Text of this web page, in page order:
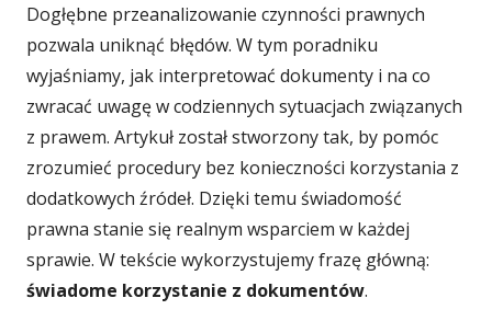
Dogłębne przeanalizowanie czynności prawnych
pozwala uniknąć błędów. W tym poradniku
wyjaśniamy, jak interpretować dokumenty i na co
zwracać uwagę w codziennych sytuacjach związanych
z prawem. Artykuł został stworzony tak, by pomóc
zrozumieć procedury bez konieczności korzystania z
dodatkowych źródeł. Dzięki temu świadomość
prawna stanie się realnym wsparciem w każdej
sprawie. W tekście wykorzystujemy frazę główną:
świadome korzystanie z dokumentów.